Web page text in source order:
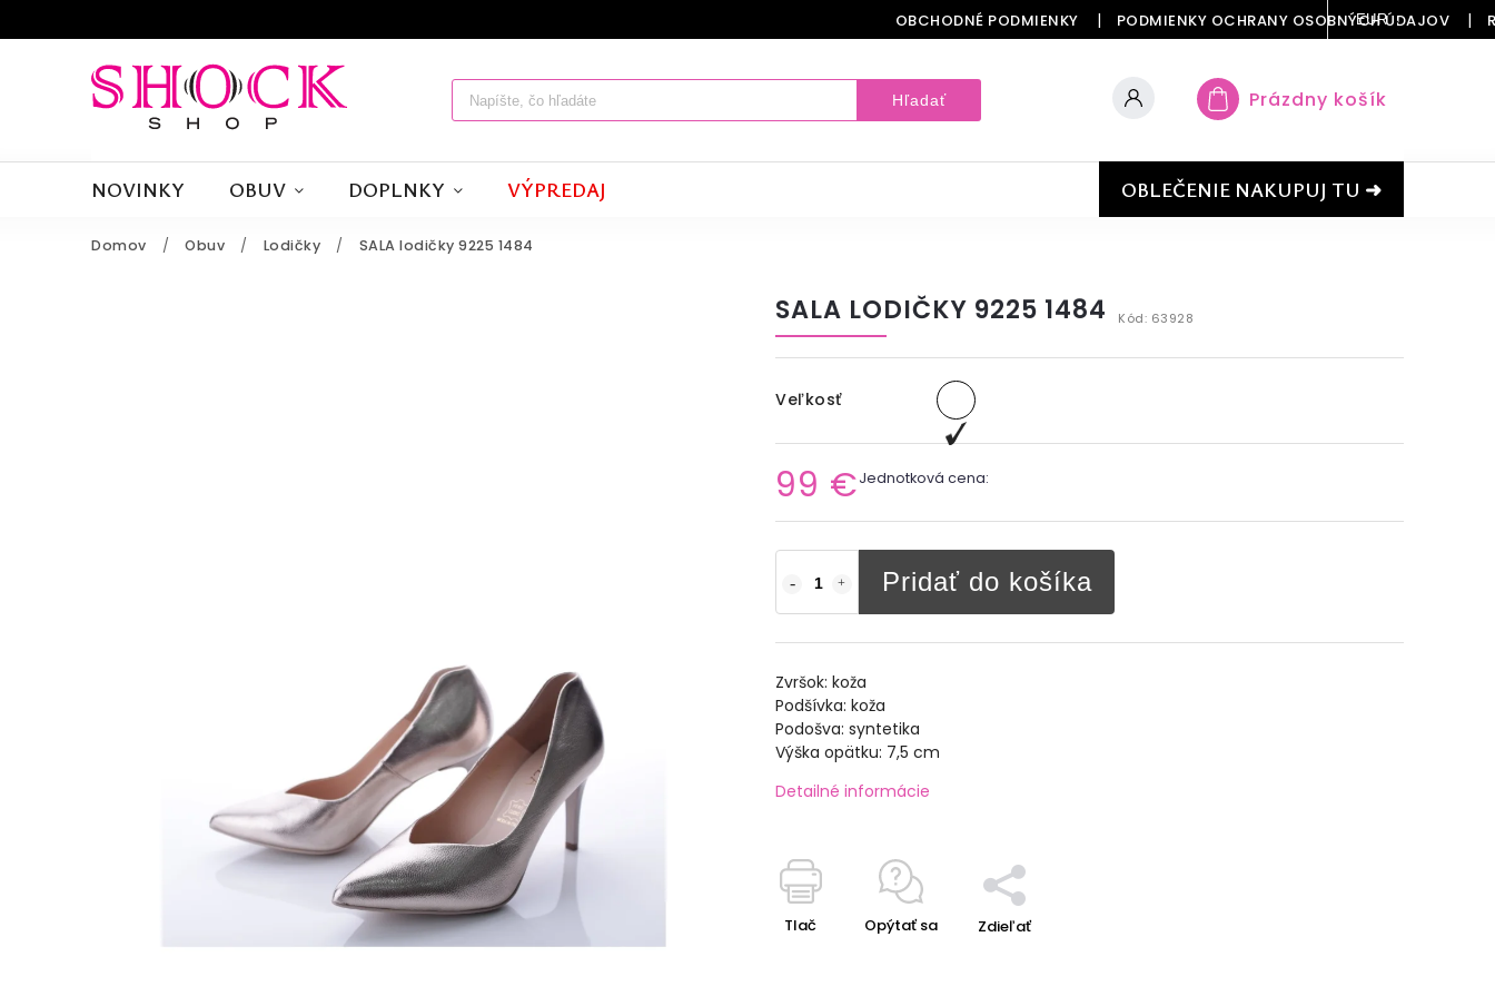
OBCHODNÉ PODMIENKY PODMIENKY OCHRANY OSOBNÝCH ÚDAJOV
EUR
Hľadať Prázdny košík
NOVINKY OBUV DOPLNKY VÝPREDAJ OBLEČENIE NAKUPUJ TU ➜
Domov / Obuv / Lodičky / SALA lodičky 9225 1484
SALA LODIČKY 9225 1484 Kód: 63928
Veľkosť
99 €Jednotková cena:
Pridať do košíka
Zvršok: koža
Podšívka: koža
Podošva: syntetika
Výška opätku: 7,5 cm
Detailné informácie
Tlač Opýtať sa Zdieľať